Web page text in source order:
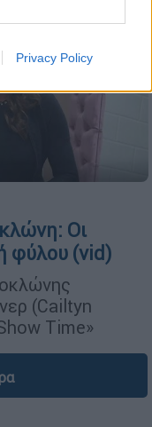
Privacy Policy
Οι
φύλου (vid)
(Cailtyn
Time»